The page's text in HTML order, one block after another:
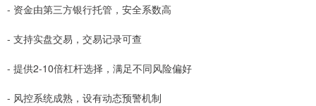
- 资金由第三方银行托管，安全系数高
- 支持实盘交易，交易记录可查
- 提供2-10倍杠杆选择，满足不同风险偏好
- 风控系统成熟，设有动态预警机制